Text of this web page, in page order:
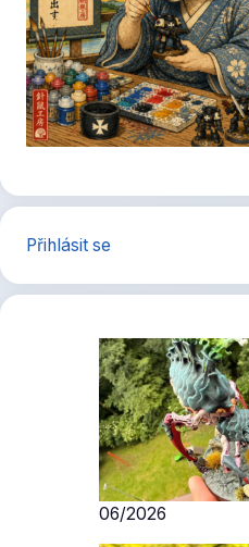
Přihlásit se
06/2026